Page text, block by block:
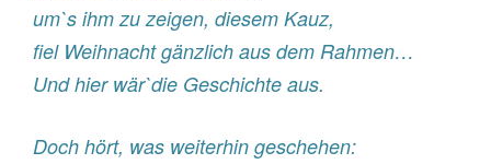
um`s ihm zu zeigen, diesem Kauz,
fiel Weihnacht gänzlich aus dem Rahmen…
Und hier wär`die Geschichte aus.
Doch hört, was weiterhin geschehen: